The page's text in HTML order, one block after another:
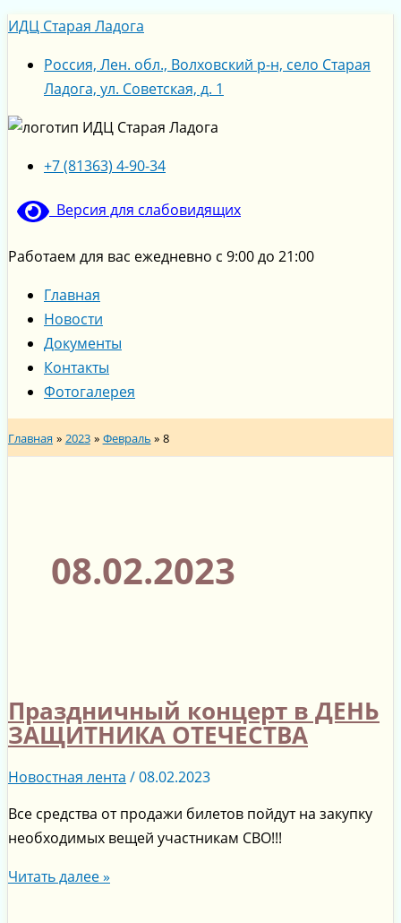
Перейти
к
содержимому
ИДЦ Старая Ладога
Россия, Лен. обл., Волховский р-н, село Старая
Ладога, ул. Советская, д. 1
+7 (81363) 4-90-34
Версия для слабовидящих
Работаем для вас ежедневно с 9:00 до 21:00
Меню
Главная
Новости
Документы
Контакты
Фотогалерея
Главная 2023 Февраль 8
08.02.2023
Праздничный концерт в ДЕНЬ
ЗАЩИТНИКА ОТЕЧЕСТВА
Новостная лента /08.02.2023
Все средства от продажи билетов пойдут на закупку
необходимых вещей участникам СВО!!!
Праздничный
концерт
ОТЕЧЕСТВА
Читать далее »
2
марта
в
стране
Старая
Театр
«На
Литейном»
представляет
спектакль-
игру
по
Меню